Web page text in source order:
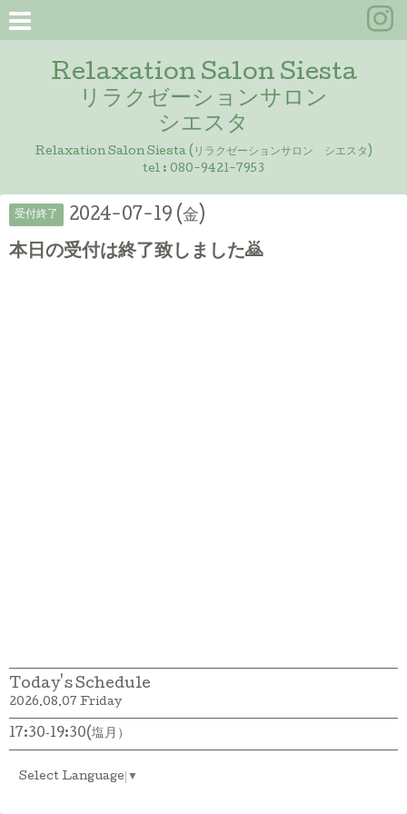
Relaxation Salon Siesta
リラクゼーションサロン
シエスタ
Relaxation Salon Siesta (リラクゼーションサロン シエスタ)
tel : 080-9421-7953
受付終了 2024-07-19 (金)
本日の受付は終了致しました🙇
Today's Schedule
2026.08.07 Friday
17:30‐19:30(塩月）
Select Language ▼